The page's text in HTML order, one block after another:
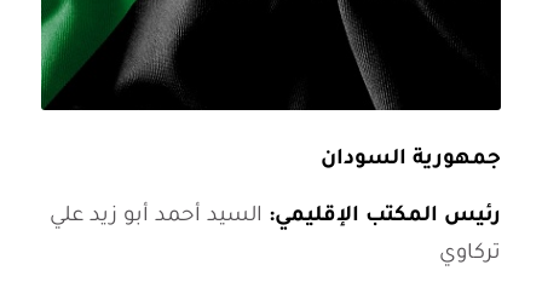
جمهورية السودان
رئيس المكتب الإقليمي: السيد أحمد أبو زيد علي
تركاوي